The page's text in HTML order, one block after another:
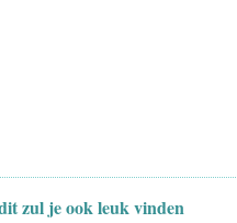
zul je ook leuk vinden